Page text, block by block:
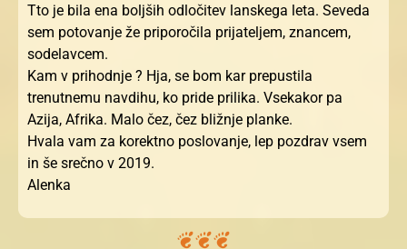
Tto je bila ena boljših odločitev lanskega leta. Seveda
sem potovanje že priporočila prijateljem, znancem,
sodelavcem.
Kam v prihodnje ? Hja, se bom kar prepustila
trenutnemu navdihu, ko pride prilika. Vsekakor pa
Azija, Afrika. Malo čez, čez bližnje planke.
Hvala vam za korektno poslovanje, lep pozdrav vsem
in še srečno v 2019.
Alenka